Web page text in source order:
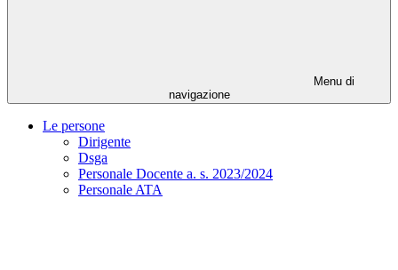
Menu di
navigazione
Le persone
Dirigente
Dsga
Personale Docente a. s. 2023/2024
Personale ATA